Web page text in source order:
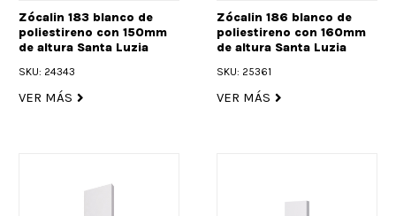
Zócalin 183 blanco de
poliestireno con 150mm
de altura Santa Luzia
SKU: 24343
VER MÁS
Zócalin 186 blanco de
poliestireno con 160mm
de altura Santa Luzia
SKU: 25361
VER MÁS